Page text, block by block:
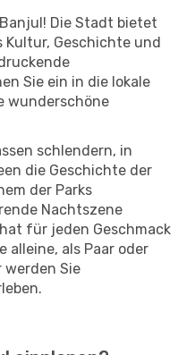
Die Stadt bietet
Kultur, Geschichte und
Sie ein in die lokale
wunderschöne
schlendern, in
die Geschichte der
der Parks
Nachtszene
für jeden Geschmack
alleine, als Paar oder
werden Sie